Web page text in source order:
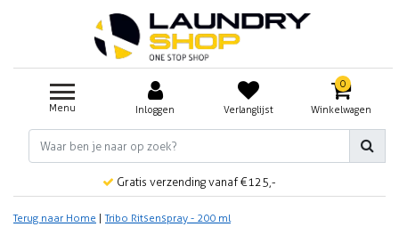
Menu Inloggen Verlanglijst
0
Winkelwagen
Gratis verzending vanaf €125,-
Terug naar Home |Tribo Ritsenspray - 200 ml